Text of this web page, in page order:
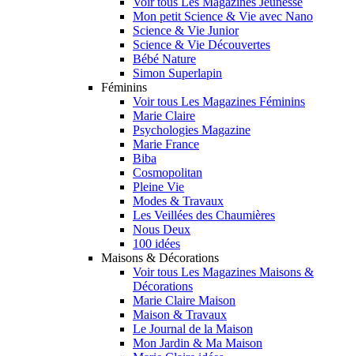
Mon petit Science & Vie avec Nano
Science & Vie Junior
Science & Vie Découvertes
Bébé Nature
Simon Superlapin
Féminins
Voir tous Les Magazines Féminins
Marie Claire
Psychologies Magazine
Marie France
Biba
Cosmopolitan
Pleine Vie
Modes & Travaux
Les Veillées des Chaumières
Nous Deux
100 idées
Maisons & Décorations
Voir tous Les Magazines Maisons &
Décorations
Marie Claire Maison
Maison & Travaux
Le Journal de la Maison
Mon Jardin & Ma Maison